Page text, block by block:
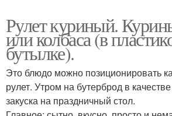
Рулет куриный.
или колбаса (в
бутылке).
Это блюдо можно позиционировать
рулет. Утром на бутерброд в
закуска на праздничный стол.